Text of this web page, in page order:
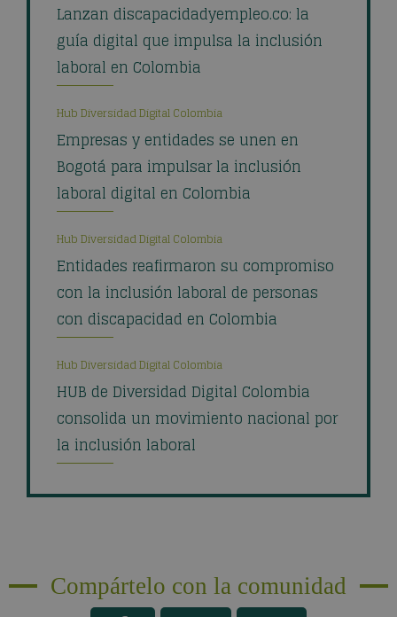
Lanzan discapacidadyempleo.co: la
guía digital que impulsa la inclusión
laboral en Colombia
Hub Diversidad Digital Colombia
Empresas y entidades se unen en
Bogotá para impulsar la inclusión
laboral digital en Colombia
Hub Diversidad Digital Colombia
Entidades reafirmaron su compromiso
con la inclusión laboral de personas
con discapacidad en Colombia
Hub Diversidad Digital Colombia
HUB de Diversidad Digital Colombia
consolida un movimiento nacional por
la inclusión laboral
Compártelo con la comunidad